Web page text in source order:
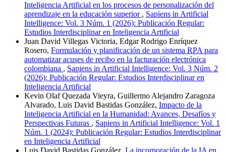
Inteligencia Artificial en los procesos de personalización del
aprendizaje en la educación superior , Sapiens in Artificial
Intelligence: Vol. 3 Núm. 1 (2026): Publicación Regular:
Estudios Interdisciplinar en Inteligencia Artificial
Juan David Villegas Victoria, Edgar Rodrigo Enríquez
Rosero, Formulación y planificación de un sistema RPA para
automatizar acuses de recibo en la facturación electrónica
colombiana , Sapiens in Artificial Intelligence: Vol. 3 Núm. 2
(2026): Publicación Regular: Estudios Interdisciplinar en
Inteligencia Artificial
Kevin Olaf Quezada Vieyra, Guillermo Alejandro Zaragoza
Alvarado, Luis David Bastidas González, Impacto de la
Inteligencia Artificial en la Humanidad: Avances, Desafíos y
Perspectivas Futuras , Sapiens in Artificial Intelligence: Vol. 1
Núm. 1 (2024): Publicación Regular: Estudios Interdisciplinar
en Inteligencia Artificial
Luis David Bastidas González, La incorporación de la IA en